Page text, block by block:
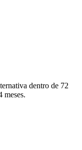
dentro de 72
meses.